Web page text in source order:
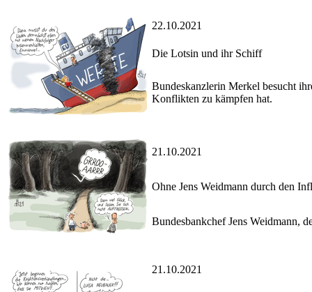
22.10.2021
Die Lotsin und ihr Schiff
Bundeskanzlerin Merkel besucht
Konflikten zu kämpfen hat.
21.10.2021
Ohne Jens Weidmann durch den
Bundesbankchef Jens Weidmann,
21.10.2021